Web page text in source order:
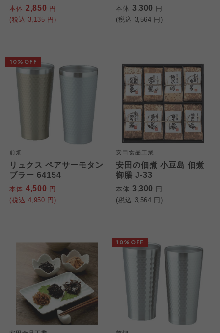
本体 2,850 円
(税込 3,135 円)
本体 3,300 円
(税込 3,564 円)
前畑
リュクス ペアサーモタン
ブラー 64154
本体 4,500 円
(税込 4,950 円)
10%OFF
安田食品工業
安田の佃煮 小豆島 佃煮
御膳 J-33
本体 3,300 円
(税込 3,564 円)
10%OFF